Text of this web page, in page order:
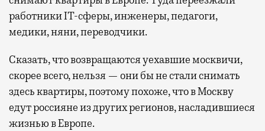
работники IT-сферы, инженеры, педагоги,
медики, няни, переводчики.
Сказать, что возвращаются уехавшие москвичи,
скорее всего, нельзя — они бы не стали снимать
здесь квартиры, поэтому похоже, что в Москву
едут россияне из других регионов, насладившиеся
жизнью в Европе.